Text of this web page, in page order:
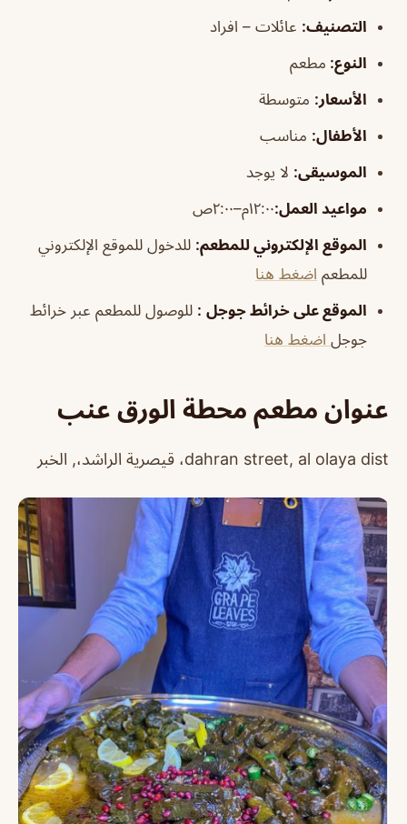
التصنيف: عائلات – افراد
النوع: مطعم
الأسعار: متوسطة
الأطفال: مناسب
الموسيقى: لا يوجد
مواعيد العمل:١٢:٠٠م–٢:٠٠ص
الموقع الإلكتروني للمطعم: للدخول للموقع الإلكتروني
للمطعم اضغط هنا
الموقع على خرائط جوجل : للوصول للمطعم عبر خرائط
جوجل اضغط هنا
عنوان مطعم محطة الورق عنب
dahran street, al olaya dist، قيصرية الراشد،, الخبر